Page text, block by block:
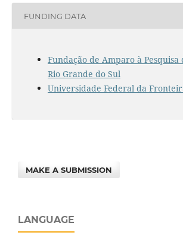
FUNDING DATA
Fundação de Amparo à Pesquisa
Rio Grande do Sul
Universidade Federal da
MAKE A SUBMISSION
LANGUAGE